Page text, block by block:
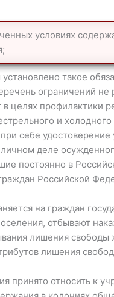
условиях
такое
ограничений
целях профилактики
и
себе
личном деле
постоянно в
Российской
на граждан
отбывают
лишения
лишения
принято относить к